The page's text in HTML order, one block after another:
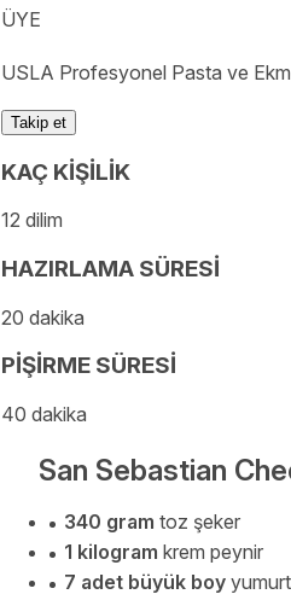
ÜYE
USLA Profesyonel Pasta ve
Takip et
KAÇ KİŞİLİK
12 dilim
HAZIRLAMA SÜRESİ
20 dakika
PİŞİRME SÜRESİ
40 dakika
San Sebastian
340 gram toz şeker
1 kilogram krem peynir
7 adet büyük boy